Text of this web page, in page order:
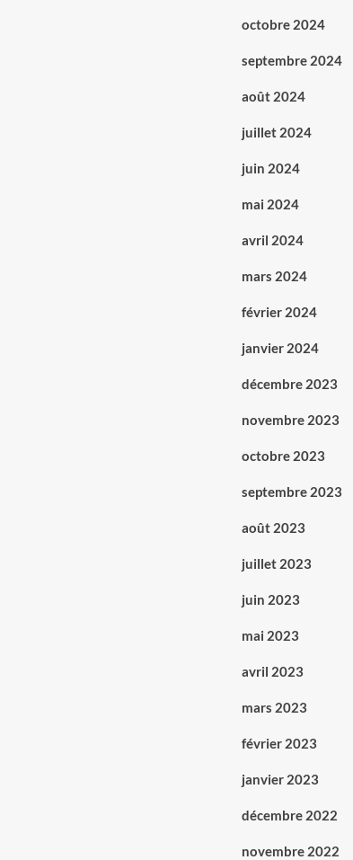
octobre 2024
septembre 2024
août 2024
juillet 2024
juin 2024
mai 2024
avril 2024
mars 2024
février 2024
janvier 2024
décembre 2023
novembre 2023
octobre 2023
septembre 2023
août 2023
juillet 2023
juin 2023
mai 2023
avril 2023
mars 2023
février 2023
janvier 2023
décembre 2022
novembre 2022